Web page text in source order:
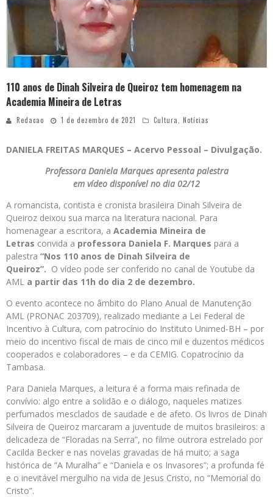
110 anos de Dinah Silveira de Queiroz tem homenagem na
Academia Mineira de Letras
Redacao 1 de dezembro de 2021 Cultura Notícias
DANIELA FREITAS MARQUES – Acervo Pessoal – Divulgação.
Professora Daniela Marques apresenta palestra
em vídeo disponível no dia 02/12
A romancista, contista e cronista brasileira Dinah Silveira de
Queiroz deixou sua marca na literatura nacional. Para
homenagear a escritora, a Academia Mineira de
Letras convida a professora Daniela F. Marques para a
palestra “Nos 110 anos de Dinah Silveira de
Queiroz”. O vídeo pode ser conferido no canal de Youtube da
AML a partir das 11h do dia 2 de dezembro.
O evento acontece no âmbito do Plano Anual de Manutenção
AML (PRONAC 203709), realizado mediante a Lei Federal de
Incentivo à Cultura, com patrocínio do Instituto Unimed-BH – por
meio do incentivo fiscal de mais de cinco mil e duzentos médicos
cooperados e colaboradores – e da CEMIG. Copatrocínio da
Tambasa.
Para Daniela Marques, a leitura é a forma mais refinada de
convívio: algo entre a solidão e o diálogo, naqueles matizes
perfumados mesclados de saudade e de afeto. Os livros de Dinah
Silveira de Queiroz marcaram a juventude de muitos brasileiros: a
delicadeza de “Floradas na Serra”, no filme outrora estrelado por
Cacilda Becker e nas novelas gravadas de há muito; a saga
histórica de “A Muralha” e “Daniela e os Invasores”; a profunda fé
e o inevitável mergulho na vida de Jesus Cristo, no “Memorial do
Cristo”.